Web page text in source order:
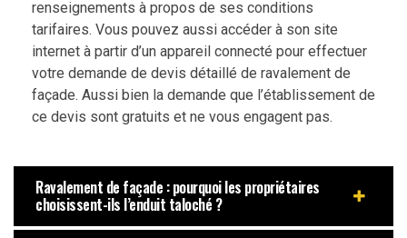
renseignements à propos de ses conditions
tarifaires. Vous pouvez aussi accéder à son site
internet à partir d’un appareil connecté pour effectuer
votre demande de devis détaillé de ravalement de
façade. Aussi bien la demande que l’établissement de
ce devis sont gratuits et ne vous engagent pas.
Ravalement de façade : pourquoi les propriétaires
choisissent-ils l’enduit taloché ?